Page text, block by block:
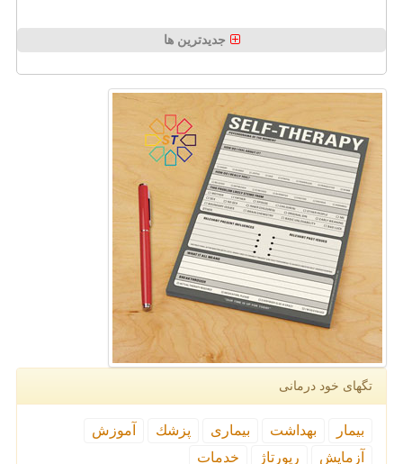
جدیدترین ها
تگهای خود درمانی
بیمار بهداشت بیماری پزشك
آموزش
آزمایش
رپورتاژ خدمات